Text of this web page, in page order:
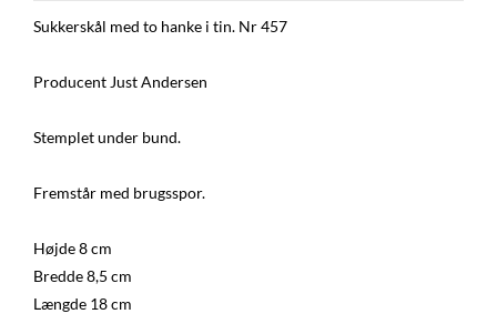
Sukkerskål med to hanke i tin. Nr 457
Producent Just Andersen
Stemplet under bund.
Fremstår med brugsspor.
Højde 8 cm
Bredde 8,5 cm
Længde 18 cm